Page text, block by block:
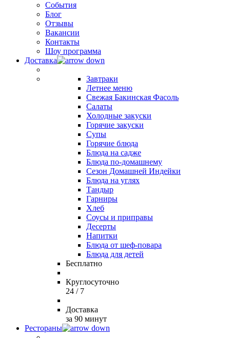
События
Блог
Отзывы
Вакансии
Контакты
Шоу программа
Доставка
Завтраки
Летнее меню
Свежая Бакинская Фасоль
Салаты
Холодные закуски
Горячие закуски
Супы
Горячие блюда
Блюда на садже
Блюда по-домашнему
Сезон Домашней Индейки
Блюда на углях
Тандыр
Гарниры
Хлеб
Соусы и приправы
Десерты
Напитки
Блюда от шеф-повара
Блюда для детей
Бесплатно
Круглосуточно
24 / 7
Доставка
за 90 минут
Рестораны